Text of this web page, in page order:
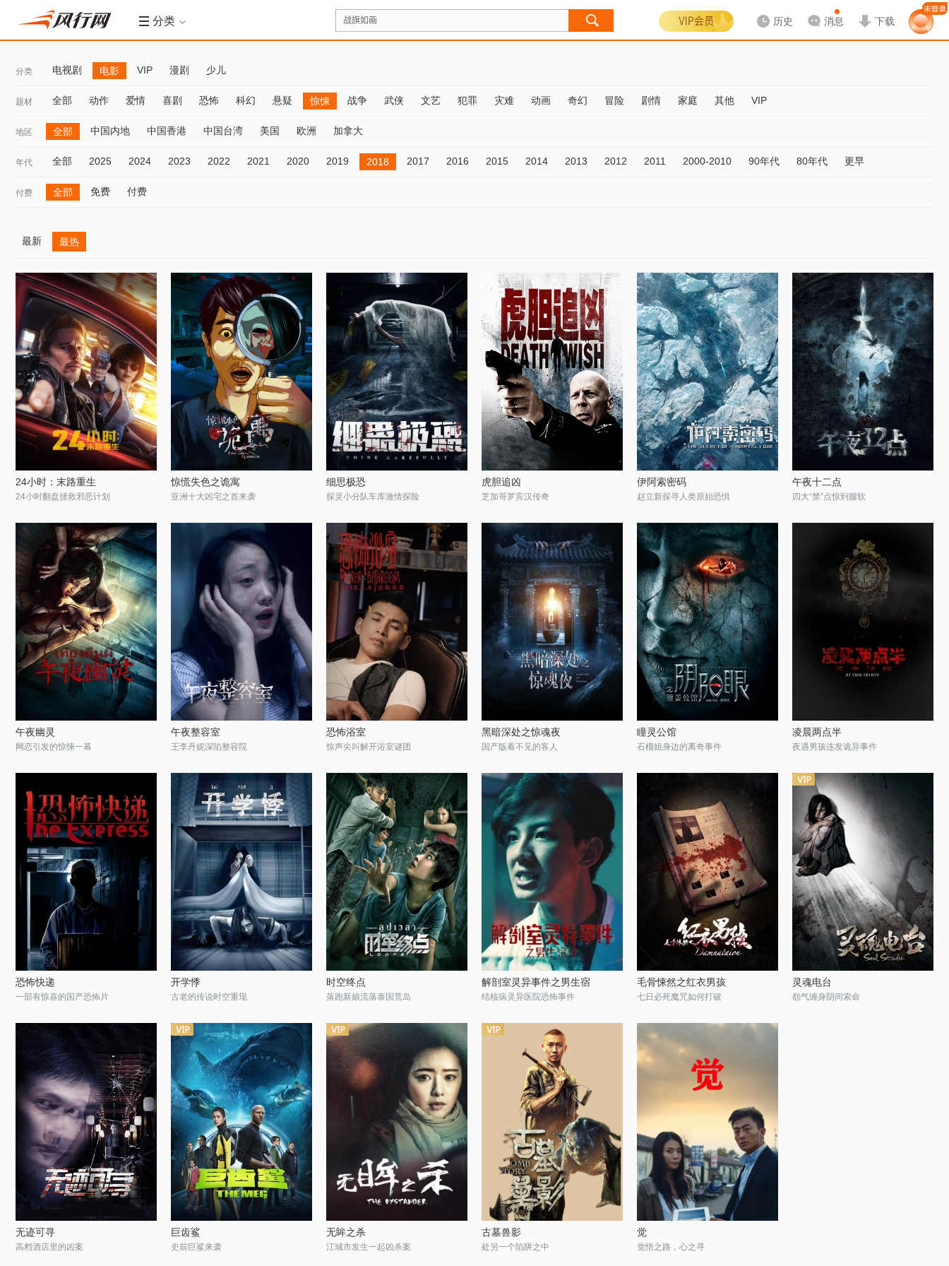
分类 历史 消息 下载
分类 电视剧 电影 VIP 漫剧 少儿
题材 全部 动作 爱情 喜剧 恐怖 科幻 悬疑 惊悚 战争 武侠 文艺 犯罪 灾难 动画 奇幻 冒险 剧情 家庭 其他 VIP
地区 全部 中国内地 中国香港 中国台湾 美国 欧洲 加拿大
年代 全部 2025 2024 2023 2022 2021 2020 2019 2018 2017 2016 2015 2014 2013 2012 2011 2000-2010 90年代 80年代 更早
付费 全部 免费 付费
最新 最热
24小时：末路重生
24小时翻盘拯救邪恶计划
惊慌失色之诡寓
亚洲十大凶宅之首来袭
细思极恐
探灵小分队车库激情探险
虎胆追凶
芝加哥罗宾汉传奇
伊阿索密码
赵立新探寻人类原始恐惧
午夜十二点
四大“禁”点惊到腿软
午夜幽灵
网恋引发的惊悚一幕
午夜整容室
王李丹妮深陷整容院
恐怖浴室
惊声尖叫解开浴室谜团
黑暗深处之惊魂夜
国产版看不见的客人
瞳灵公馆
石榴姐身边的离奇事件
凌晨两点半
夜遇男孩连发诡异事件
恐怖快递
一部有惊喜的国产恐怖片
开学悸
古老的传说时空重现
时空终点
落跑新娘流落泰国荒岛
解剖室灵异事件之男生宿
结核病灵异医院恐怖事件
毛骨悚然之红衣男孩
七日必死魔咒如何打破
灵魂电台
怨气缠身阴间索命
无迹可寻
高档酒店里的凶案
巨齿鲨
史前巨鲨来袭
无眸之杀
江城市发生一起凶杀案
古墓兽影
处另一个陷阱之中
觉
觉悟之路，心之寻